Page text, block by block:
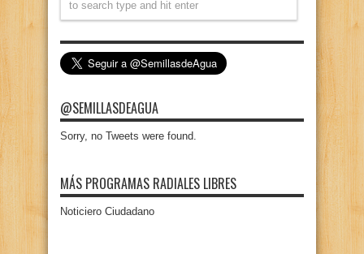
@SEMILLASDEAGUA
Sorry, no Tweets were found.
MÁS PROGRAMAS RADIALES LIBRES
Noticiero Ciudadano